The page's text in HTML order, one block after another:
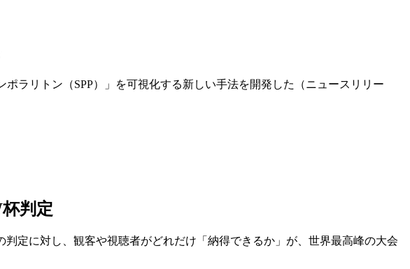
ラリトン（SPP）」を可視化する新しい手法を開発した（ニュースリリー
判定
定に対し、観客や視聴者がどれだけ「納得できるか」が、世界最高峰の大会